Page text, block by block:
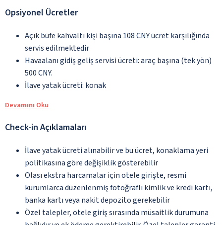
Opsiyonel Ücretler
Açık büfe kahvaltı kişi başına 108 CNY ücret karşılığında
servis edilmektedir
Havaalanı gidiş geliş servisi ücreti: araç başına (tek yön)
500 CNY.
İlave yatak ücreti: konak
Devamını Oku
Check-in Açıklamaları
İlave yatak ücreti alınabilir ve bu ücret, konaklama yeri
politikasına göre değişiklik gösterebilir
Olası ekstra harcamalar için otele girişte, resmi
kurumlarca düzenlenmiş fotoğraflı kimlik ve kredi kartı,
banka kartı veya nakit depozito gerekebilir
Özel talepler, otele giriş sırasında müsaitlik durumuna